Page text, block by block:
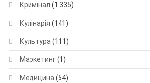
Кримінал (1 335)
Кулінарія (141)
Культура (111)
Маркетинг(1)
Медицина (54)